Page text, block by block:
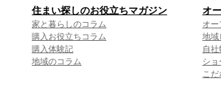
住まい探しのお役立ちマガジン
家と暮らしのコラム
購入お役立ちコラム
購入体験記
地域のコラム
オ
オー
地域
自社
シ
こ